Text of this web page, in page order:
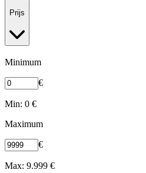
Prijs
Minimum
€
Min: 0 €
Maximum
€
Max: 9.999 €